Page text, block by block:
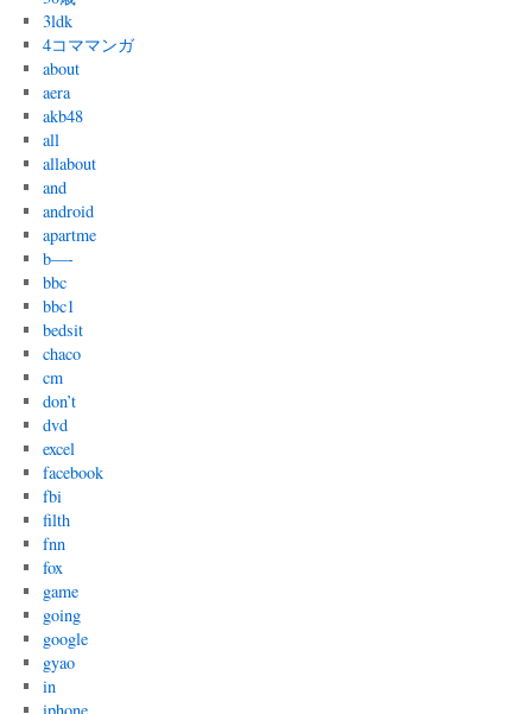
3ldk
4コママンガ
about
aera
akb48
all
allabout
and
android
apartme
b—-
bbc
bbc1
bedsit
chaco
cm
don’t
dvd
excel
facebook
fbi
filth
fnn
fox
game
going
google
gyao
in